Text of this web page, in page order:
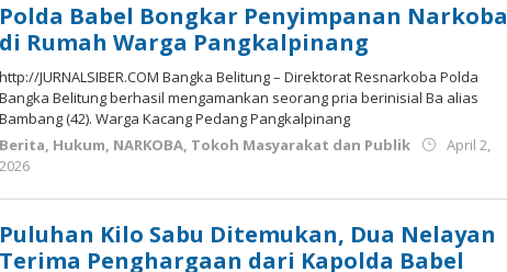
Polda Babel Bongkar Penyimpanan Narkoba
di Rumah Warga Pangkalpinang
http://JURNALSIBER.COM Bangka Belitung – Direktorat Resnarkoba Polda
Bangka Belitung berhasil mengamankan seorang pria berinisial Ba alias
Bambang (42). Warga Kacang Pedang Pangkalpinang
Berita, Hukum, NARKOBA, Tokoh Masyarakat dan Publik
April 2,
2026
Puluhan Kilo Sabu Ditemukan, Dua Nelayan
Terima Penghargaan dari Kapolda Babel